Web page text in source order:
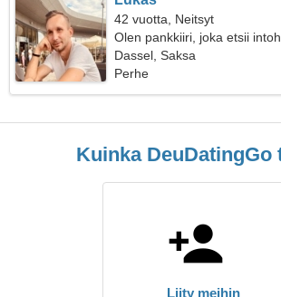
42 vuotta, Neitsyt
Olen pankkiiri, joka etsii
Dassel, Saksa
Perhe
Kuinka DeuDatingGo
Liity meihin